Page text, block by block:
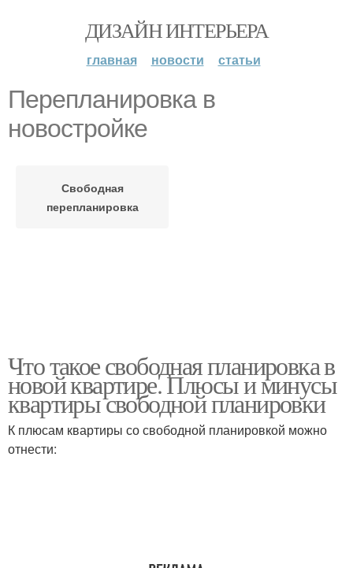
ДИЗАЙН ИНТЕРЬЕРА
главная новости статьи
Перепланировка в
новостройке
Свободная
перепланировка
Что такое свободная планировка в
новой квартире. Плюсы и минусы
квартиры свободной планировки
К плюсам квартиры со свободной планировкой можно
отнести: